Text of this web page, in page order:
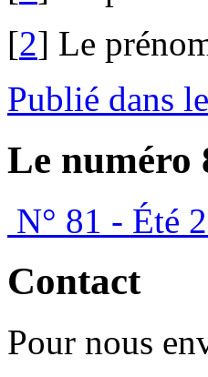
[2] Le
Publié dans
Le numéro
N° 81 - Été
Contact
Pour nous